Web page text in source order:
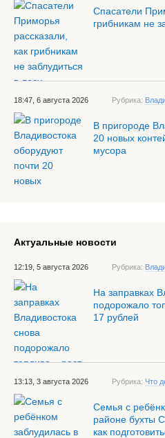
Спасатели
грибникам не
18:47, 6 августа 2026 Рубрика:
В пригороде
20 новых
мусора
Актуальные новости
12:19, 5 августа 2026 Рубрика:
На заправках
подорожало
17 рублей
13:13, 3 августа 2026 Рубрика: Что
Семья с
районе бухты
как